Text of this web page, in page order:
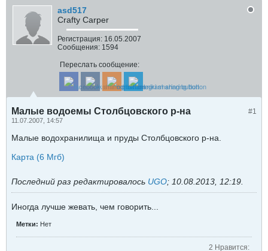
asd517
Crafty Carper
Регистрация: 16.05.2007
Сообщения: 1594
Переслать сообщение:
#1
Малые водоемы Столбцовского р-на
11.07.2007, 14:57
Малые водохранилища и пруды Столбцовского р-на.
Карта (6 Мгб)
Последний раз редактировалось UGO; 10.08.2013, 12:19
Иногда лучше жевать, чем говорить...
Метки: Нет
2 Нравится: